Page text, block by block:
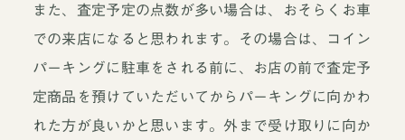
また、査定予定の点数が多い場合は、おそらくお車
での来店になると思われます。その場合は、コイン
パーキングに駐車をされる前に、お店の前で査定予
定商品を預けていただいてからパーキングに向かわ
れた方が良いかと思います。外まで受け取りに向か